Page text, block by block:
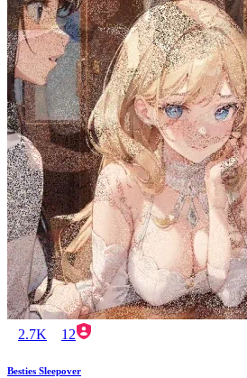
2.7K 12
Besties Sleepover